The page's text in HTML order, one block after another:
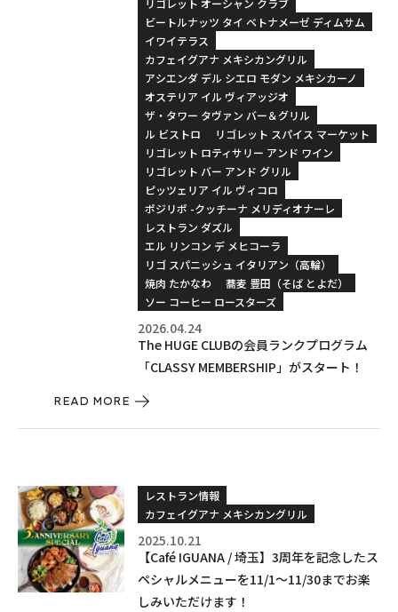
リゴレット オーシャン クラブ
ビートルナッツ タイ ベトナメーゼ ディムサム
イワイテラス
カフェイグアナ メキシカングリル
アシエンダ デル シエロ モダン メキシカーノ
オステリア イル ヴィアッジオ
ザ・タワー タヴァン バー＆グリル
ル ビストロ
リゴレット スパイス マーケット
リゴレット ロティサリー アンド ワイン
リゴレット バー アンド グリル
ピッツェリア イル ヴィコロ
ポジリポ -クッチーナ メリディオナーレ
レストラン ダズル
エル リンコン デ メヒコーラ
リゴ スパニッシュ イタリアン（高輪）
焼肉 たかなわ
蕎麦 豊田（そば とよだ）
ソー コーヒー ロースターズ
2026.04.24
The HUGE CLUBの会員ランクプログラム
「CLASSY MEMBERSHIP」がスタート！
READ MORE
レストラン情報
カフェイグアナ メキシカングリル
2025.10.21
【Café IGUANA / 埼玉】3周年を記念したス
ペシャルメニューを11/1〜11/30までお楽
しみいただけます！